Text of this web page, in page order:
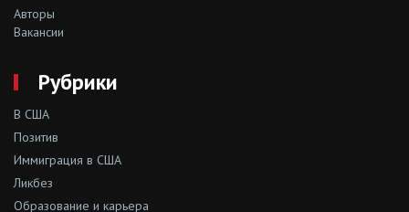
Авторы
Вакансии
Рубрики
В США
Позитив
Иммиграция в США
Ликбез
Образование и карьера